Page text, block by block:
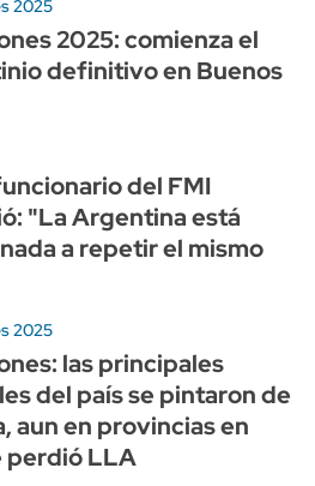
2025
2025: comienza el
definitivo en Buenos
del FMI
"La Argentina está
a repetir el mismo
2025
las principales
del país se pintaron de
aun en provincias en
perdió LLA